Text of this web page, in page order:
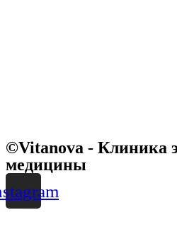
©Vitanova - Клиника
медицины